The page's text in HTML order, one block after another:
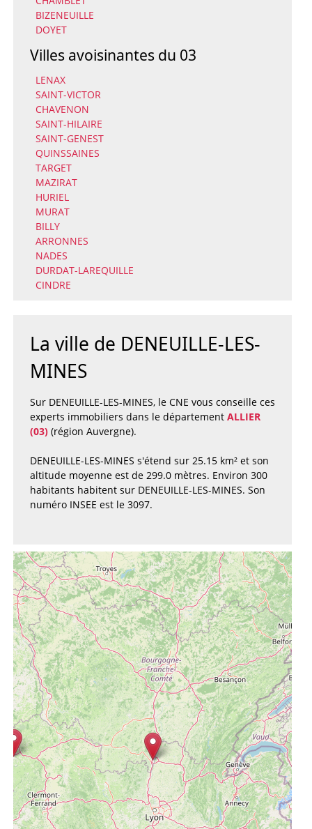
BIZENEUILLE
DOYET
Villes avoisinantes du 03
LENAX
SAINT-VICTOR
CHAVENON
SAINT-HILAIRE
SAINT-GENEST
QUINSSAINES
TARGET
MAZIRAT
HURIEL
MURAT
BILLY
ARRONNES
NADES
DURDAT-LAREQUILLE
CINDRE
La ville de DENEUILLE-LES-
MINES
Sur DENEUILLE-LES-MINES, le CNE vous conseille ces
experts immobiliers dans le département ALLIER
(03)(région Auvergne).
DENEUILLE-LES-MINES s'étend sur 25.15 km² et son
altitude moyenne est de 299.0 mètres. Environ 300
habitants habitent sur DENEUILLE-LES-MINES. Son
numéro INSEE est le 3097.